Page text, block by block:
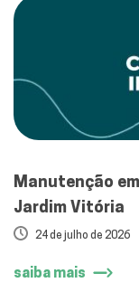
Manutenção
Jardim Vitória
24 de julho de 2026
saiba mais